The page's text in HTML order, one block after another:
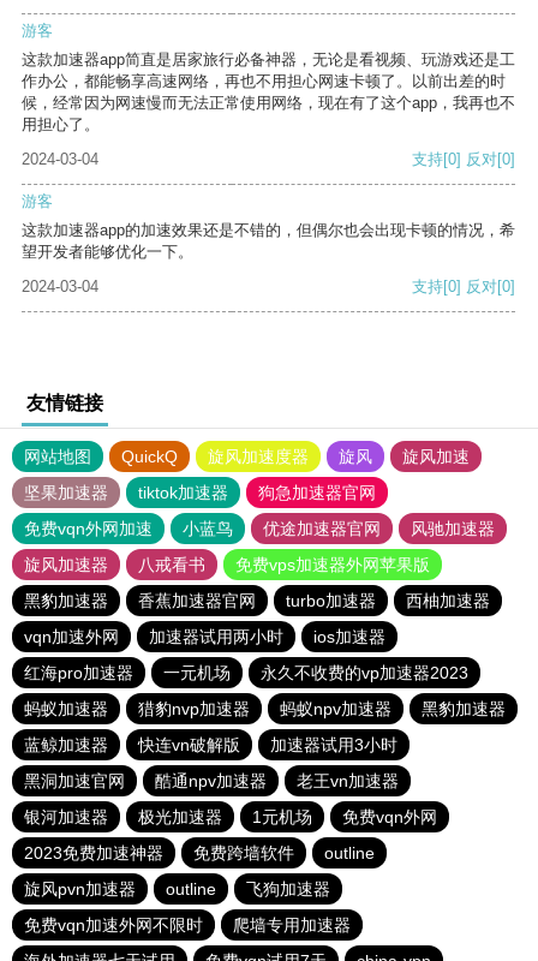
游客
这款加速器app简直是居家旅行必备神器，无论是看视频、玩游戏还是工
作办公，都能畅享高速网络，再也不用担心网速卡顿了。以前出差的时
候，经常因为网速慢而无法正常使用网络，现在有了这个app，我再也不
用担心了。
2024-03-04
支持[0] 反对[0]
游客
这款加速器app的加速效果还是不错的，但偶尔也会出现卡顿的情况，希
望开发者能够优化一下。
2024-03-04
支持[0] 反对[0]
友情链接
网站地图 QuickQ 旋风加速度器 旋风
旋风加速
坚果加速器
tiktok加速器
狗急加速器官网
免费vqn外网加速
小蓝鸟 优途加速器官网
风驰加速器
旋风加速器
八戒看书
免费vps加速器外网苹果版
黑豹加速器
香蕉加速器官网 turbo加速器
西柚加速器
vqn加速外网
加速器试用两小时
ios加速器
红海pro加速器
一元机场
永久不收费的vp加速器2023
蚂蚁加速器
猎豹nvp加速器 蚂蚁npv加速器
黑豹加速器
蓝鲸加速器
快连vn破解版
加速器试用3小时
黑洞加速官网
酷通npv加速器
老王vn加速器
银河加速器
极光加速器 1元机场
免费vqn外网
2023免费加速神器
免费跨墙软件
outline
旋风pvn加速器
outline
飞狗加速器
免费vqn加速外网不限时
爬墙专用加速器